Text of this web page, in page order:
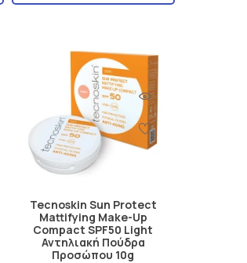
Tecnoskin Sun Protect
Mattifying Make-Up
Compact SPF50 Light
Αντηλιακή Πούδρα
Προσώπου 10g